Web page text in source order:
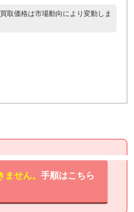
取価格は市場動向により変動しま
せん。 手順はこちら